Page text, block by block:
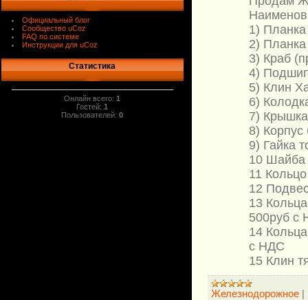
Официальный блог
Сообщество uCoz
FAQ по системе
Инструкции для uCoz
Статистика
Онлайн всего:1
Гостей:1
Пользователей:0
1)
2)
3) Краб
4)
5) Клин
6)
7)
8)
9) Гайка
10 Шайба
11
12
13
500руб с
14
с НДС
15 Клин
Железнодорожное |